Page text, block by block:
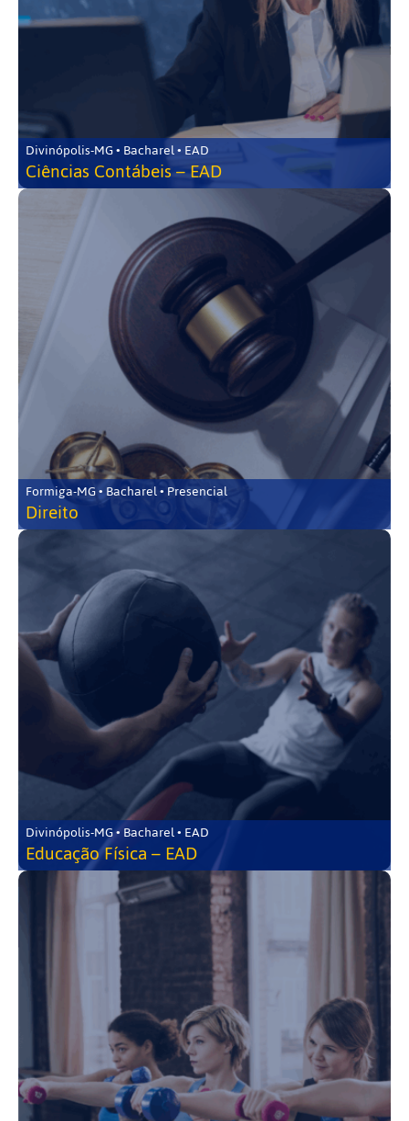
Divinópolis-MG • Bacharel • EAD
Ciências Contábeis – EAD
Formiga-MG • Bacharel • Presencial
Direito
Divinópolis-MG • Bacharel • EAD
Educação Física – EAD